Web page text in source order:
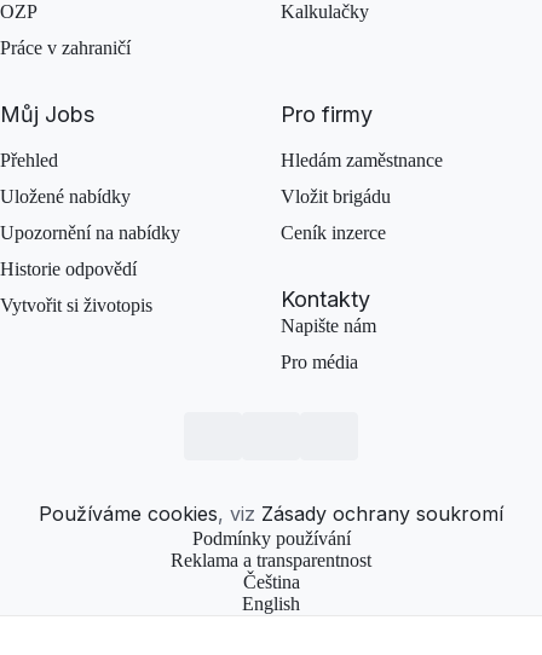
OZP
Práce v zahraničí
Kalkulačky
Můj Jobs
Přehled
Uložené nabídky
Upozornění na nabídky
Historie odpovědí
Vytvořit si životopis
Pro firmy
Hledám zaměstnance
Vložit brigádu
Ceník inzerce
Kontakty
Napište nám
Pro média
Používáme cookies, viz Zásady ochrany soukromí
Podmínky používání
Reklama a transparentnost
Čeština
English